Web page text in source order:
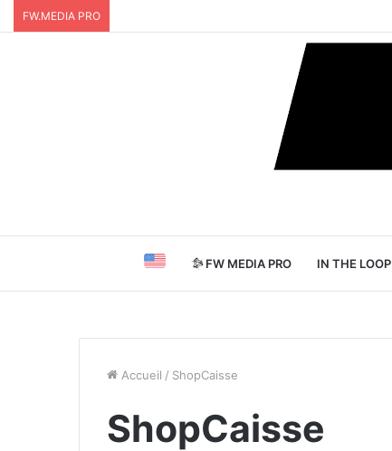
FW.MEDIA PRO
FW MEDIA PRO IN THE LOOP
Accueil / ShopCaisse
ShopCaisse